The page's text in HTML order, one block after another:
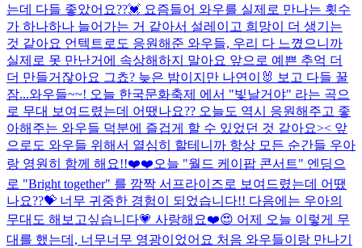
는데 다들 좋았어요??💓 요즘들어 와우를 실제로 만나는 횟수
가 하나하나 늘어가는 거 같아서 설레이고 희망이 더 생기는
것 같아요 언텍트로도 응원해준 와우들, 우리 다 느꼈으니까
실제로 못 만난거에 속상해하지 말아요 앞으로 예쁜 추억 더
더 만들거잖아요 그쵸? 늦은 밤이지만 나연이🐰 보고 다들 꿀
잠...와우들~~! 오늘 한국문화축제 에서 "빛날거야" 라는 곡으
로 무대 보여드렸는데 어땠나요?? 오늘도 역시 응원해주고 좋
아해주는 와우들 덕분에 즐겁게 할 수 있었던 것 같아요>< 앞
으로도 와우들 위해서 열심히 할테니까 항상 모든 순간들 우아
랑 영원히 함께 해요!!❤️❤️오늘 "월드 케이팝 콘서트" 엔딩으
로 "Bright together" 를 깜짝 서프라이즈로 보여드렸는데 어땠
나요??💝 너무 귀중한 경험이 되었습니다!! 다음에는 우아의
무대도 해보고싶습니다💗 사랑해요❤️😍 어제 오늘 이렇게 무
대를 했는데, 너무너무 영광이었어요 처음 와우들이랑 만나기